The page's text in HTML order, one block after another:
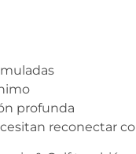
profunda
reconectar